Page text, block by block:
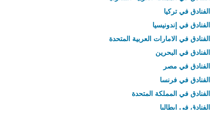
الفنادق في تركيا
الفنادق في إندونيسيا
الفنادق في الامارات العربية المتحدة
الفنادق في البحرين
الفنادق في مصر
الفنادق في فرنسا
الفنادق في المملكة المتحدة
الفنادق في إيطاليا